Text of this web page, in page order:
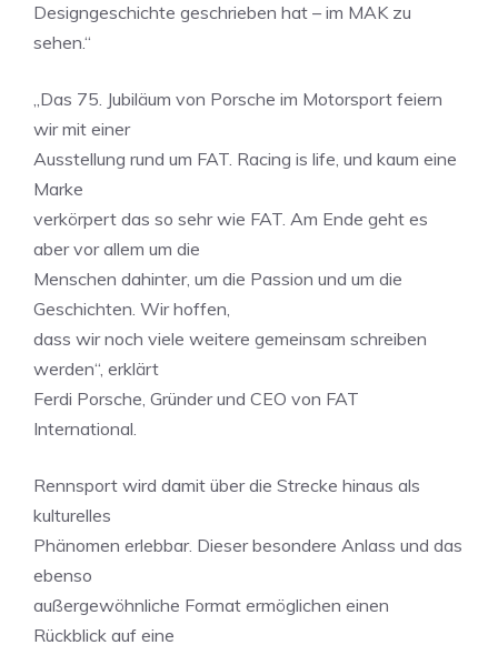
Designgeschichte geschrieben hat – im MAK zu
sehen.“
„Das 75. Jubiläum von Porsche im Motorsport feiern
wir mit einer
Ausstellung rund um FAT. Racing is life, und kaum eine
Marke
verkörpert das so sehr wie FAT. Am Ende geht es
aber vor allem um die
Menschen dahinter, um die Passion und um die
Geschichten. Wir hoffen,
dass wir noch viele weitere gemeinsam schreiben
werden“, erklärt
Ferdi Porsche, Gründer und CEO von FAT
International.
Rennsport wird damit über die Strecke hinaus als
kulturelles
Phänomen erlebbar. Dieser besondere Anlass und das
ebenso
außergewöhnliche Format ermöglichen einen
Rückblick auf eine